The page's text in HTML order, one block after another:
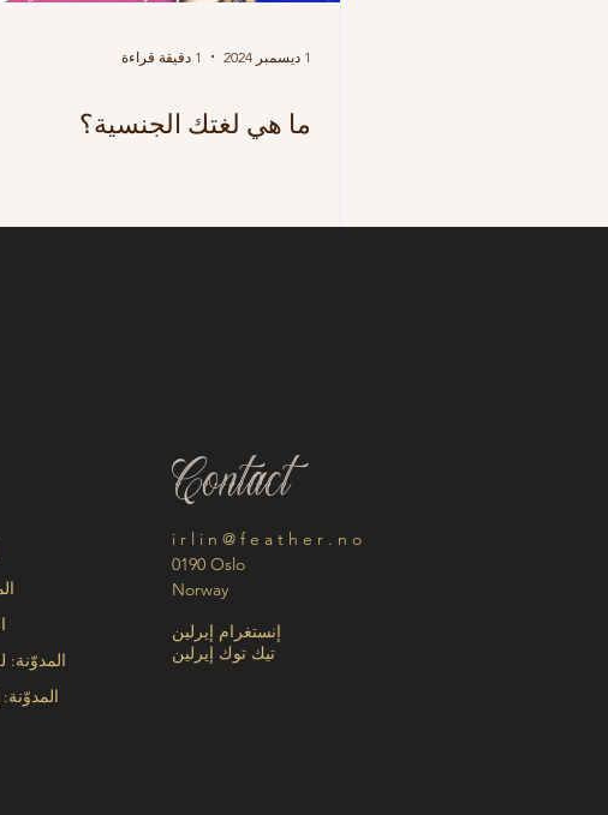
1 ديسمبر 2024 1 دقيقة قراءة
ما هي لغتك الجنسية؟
المدوّنة:
المدوّنة:
Contact
i r l i n @ f e a t h e r . n o
0190 Oslo
Norway
إنستغرام إيرلين
تيك توك إيرلين